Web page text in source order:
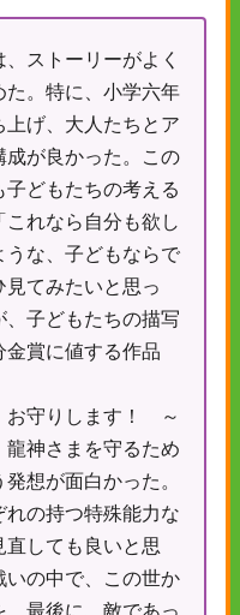
ストーリーがよく
た。特に、小学六年
げ、大人たちとア
が良かった。この
どもたちの考える
れなら自分も欲し
な、子どもならで
てみたいと思っ
子どもたちの描写
金賞に値する作品
お守りします！ ～
神さまを守るため
想が面白かった。
の持つ特殊能力な
しても良いと思
いの中で、この世か
最後に、敵であっ